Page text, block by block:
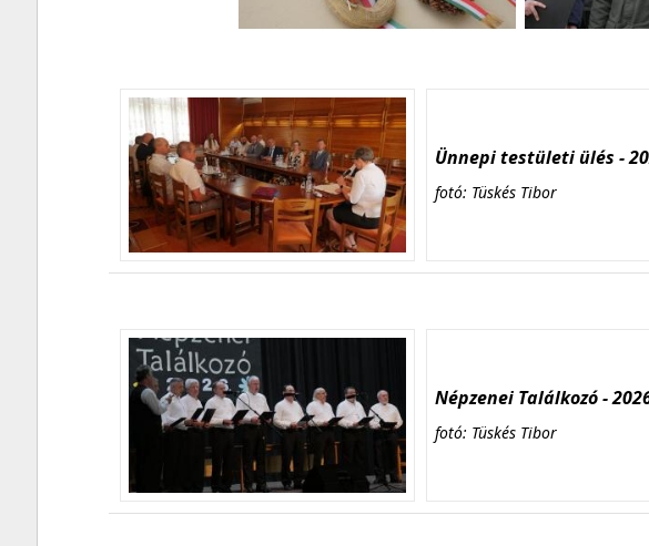
Ünnepi testületi ülés -
fotó: Tüskés Tibor
Népzenei Találkozó -
fotó: Tüskés Tibor